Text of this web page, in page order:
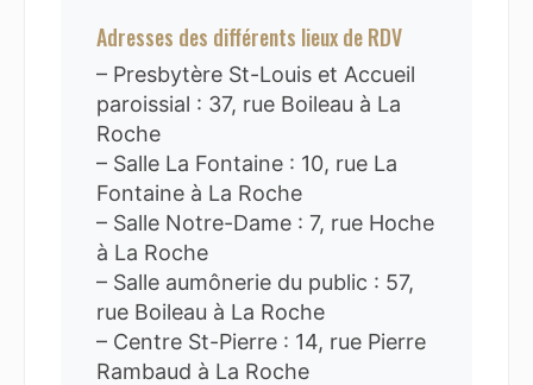
Adresses des différents lieux de RDV
– Presbytère St-Louis et Accueil
paroissial : 37, rue Boileau à La
Roche
– Salle La Fontaine : 10, rue La
Fontaine à La Roche
– Salle Notre-Dame : 7, rue Hoche
à La Roche
– Salle aumônerie du public : 57,
rue Boileau à La Roche
– Centre St-Pierre : 14, rue Pierre
Rambaud à La Roche